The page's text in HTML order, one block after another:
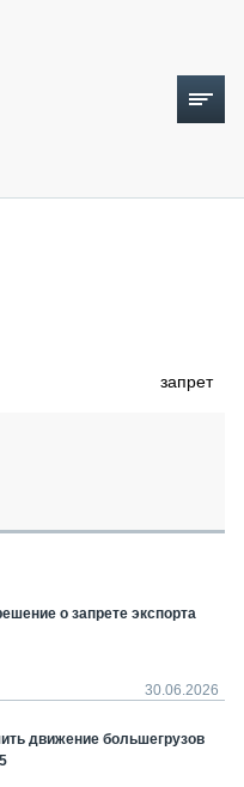
запрет
о запрете экспорта
30.06.2026
движение большегрузов